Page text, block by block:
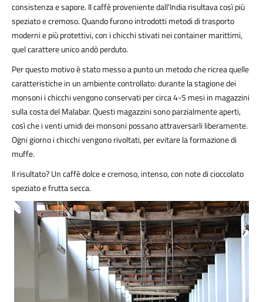
consistenza e sapore. Il caffè proveniente dall'India risultava così più
speziato e cremoso. Quando furono introdotti metodi di trasporto
moderni e più protettivi, con i chicchi stivati nei container marittimi,
quel carattere unico andò perduto.
Per questo motivo è stato messo a punto un metodo che ricrea quelle
caratteristiche in un ambiente controllato: durante la stagione dei
monsoni i chicchi vengono conservati per circa 4-5 mesi in magazzini
sulla costa del Malabar. Questi magazzini sono parzialmente aperti,
così che i venti umidi dei monsoni possano attraversarli liberamente.
Ogni giorno i chicchi vengono rivoltati, per evitare la formazione di
muffe.
Il risultato? Un caffè dolce e cremoso, intenso, con note di cioccolato
speziato e frutta secca.